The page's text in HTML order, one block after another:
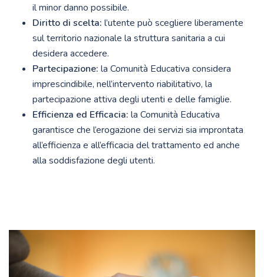
il minor danno possibile.
Diritto di scelta: l’utente può scegliere liberamente
sul territorio nazionale la struttura sanitaria a cui
desidera accedere.
Partecipazione: la Comunità Educativa considera
imprescindibile, nell’intervento riabilitativo, la
partecipazione attiva degli utenti e delle famiglie.
Efficienza ed Efficacia: la Comunità Educativa
garantisce che l’erogazione dei servizi sia improntata
all’efficienza e all’efficacia del trattamento ed anche
alla soddisfazione degli utenti.